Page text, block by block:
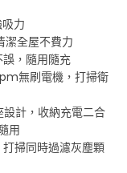
力
潔全屋不費力
，隨用隨充
無刷電機，打掃衛
計，收納充電二合
用
掃同時過濾灰塵顆